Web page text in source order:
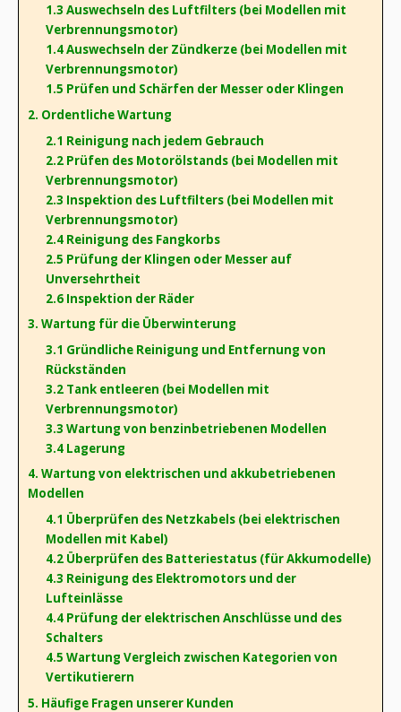
1.3 Auswechseln des Luftfilters (bei Modellen mit
Verbrennungsmotor)
1.4 Auswechseln der Zündkerze (bei Modellen mit
Verbrennungsmotor)
1.5 Prüfen und Schärfen der Messer oder Klingen
2. Ordentliche Wartung
2.1 Reinigung nach jedem Gebrauch
2.2 Prüfen des Motorölstands (bei Modellen mit
Verbrennungsmotor)
2.3 Inspektion des Luftfilters (bei Modellen mit
Verbrennungsmotor)
2.4 Reinigung des Fangkorbs
2.5 Prüfung der Klingen oder Messer auf
Unversehrtheit
2.6 Inspektion der Räder
3. Wartung für die Überwinterung
3.1 Gründliche Reinigung und Entfernung von
Rückständen
3.2 Tank entleeren (bei Modellen mit
Verbrennungsmotor)
3.3 Wartung von benzinbetriebenen Modellen
3.4 Lagerung
4. Wartung von elektrischen und akkubetriebenen
Modellen
4.1 Überprüfen des Netzkabels (bei elektrischen
Modellen mit Kabel)
4.2 Überprüfen des Batteriestatus (für Akkumodelle)
4.3 Reinigung des Elektromotors und der
Lufteinlässe
4.4 Prüfung der elektrischen Anschlüsse und des
Schalters
4.5 Wartung Vergleich zwischen Kategorien von
Vertikutierern
5. Häufige Fragen unserer Kunden